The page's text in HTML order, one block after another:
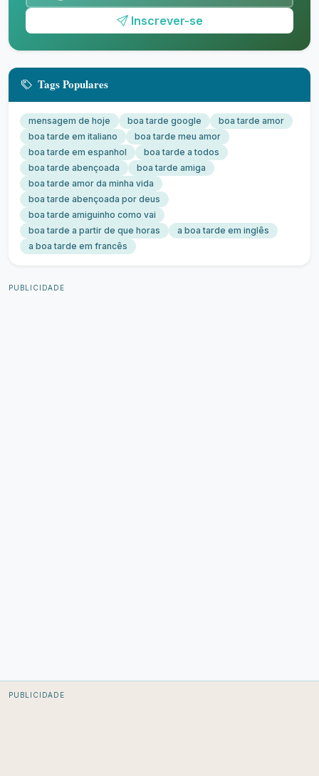
Inscrever-se
Tags Populares
mensagem de hoje boa tarde google
boa tarde amor
boa tarde em italiano
boa tarde meu amor
boa tarde em espanhol
boa tarde a todos
boa tarde abençoada
boa tarde amiga
boa tarde amor da minha vida
boa tarde abençoada por deus
boa tarde amiguinho como vai
boa tarde a partir de que horas
a boa tarde em inglês
a boa tarde em francês
PUBLICIDADE
PUBLICIDADE